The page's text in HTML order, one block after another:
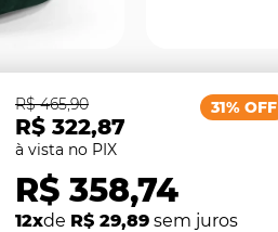
R$ 322,87
R$ 465,90
R$ 358,74
12xde R$ 29,89 sem juros
31% OFF